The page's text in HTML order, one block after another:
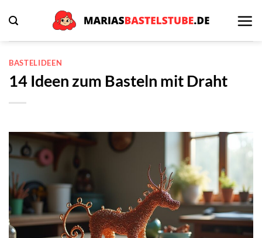
Inhalt
springen
BASTELIDEEN
14 Ideen zum Basteln mit Draht